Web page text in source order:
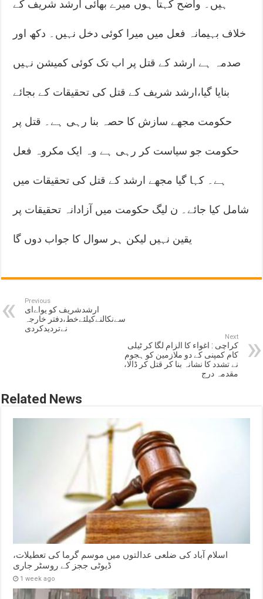
ہیں۔ واضح کہتا ہوں میرے بھائی ارشد شریف کے
خلاف بہیمانہ فعل میں میرا کوئی دخل نہیں۔ دکھ اور
صدمہ ہے ارشد کے قتل پر اب تک کوئی کمیشن نہیں
بنایا گیا،ارشد شریف کے قتل کی تحقیقات کے بجائے
حکومت مجھے سازش کا حصہ بنا رہی ہے۔ قتل پر
حکومت جو سیاست کر رہی ہے وہ ایک مکروہ فعل
ہے۔ کہا گیا مجھے ارشد کے قتل کی تحقیقات میں
شامل کیا جائے۔ ن لیگ حکومت میں آزادانہ تحقیقات پر
یقین نہیں لیکن ہر سوال کا جواب دوں گا
Previous
ارشدشریف کو یواےای
سےنکالنےکیلئےخط،دفتر خارجہ
نےتردیدکردی
Next
کراچی : اغواء کا الزام لگا کر ٹیلی
کام کمپنی کے دو ملازمین کو ہجوم
نے تشدد کا نشانہ بنا کر قتل کر ڈالا،
مقدمہ درج
Related News
اسلام آباد کی ضلعی عدالتوں میں موسم گرما کی تعطیلات،
ڈیوٹی ججز کے روسٹر جاری
1 week ago